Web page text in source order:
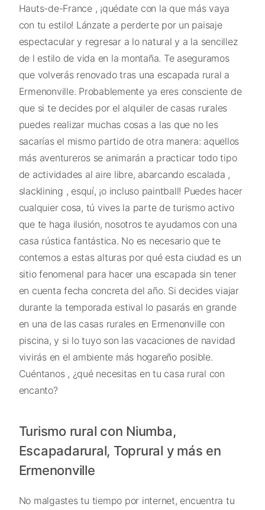
Hauts-de-France , ¡quédate con la que más vaya
con tu estilo! Lánzate a perderte por un paisaje
espectacular y regresar a lo natural y a la sencillez
de l estilo de vida en la montaña. Te aseguramos
que volverás renovado tras una escapada rural a
Ermenonville. Probablemente ya eres consciente de
que si te decides por el alquiler de casas rurales
puedes realizar muchas cosas a las que no les
sacarías el mismo partido de otra manera: aquellos
más aventureros se animarán a practicar todo tipo
de actividades al aire libre, abarcando escalada ,
slacklining , esquí, ¡o incluso paintball! Puedes hacer
cualquier cosa, tú vives la parte de turismo activo
que te haga ilusión, nosotros te ayudamos con una
casa rústica fantástica. No es necesario que te
contemos a estas alturas por qué esta ciudad es un
sitio fenomenal para hacer una escapada sin tener
en cuenta fecha concreta del año. Si decides viajar
durante la temporada estival lo pasarás en grande
en una de las casas rurales en Ermenonville con
piscina, y si lo tuyo son las vacaciones de navidad
vivirás en el ambiente más hogareño posible.
Cuéntanos , ¿qué necesitas en tu casa rural con
encanto?
Turismo rural con Niumba,
Escapadarural, Toprural y más en
Ermenonville
No malgastes tu tiempo por internet, encuentra tu